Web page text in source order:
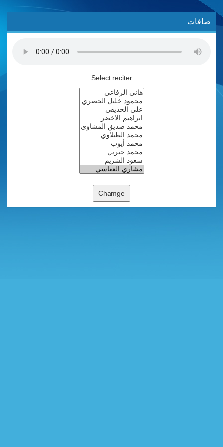
صافات
Select reciter